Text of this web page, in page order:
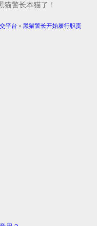
警长本猫了！
平台 » 黑猫警长开始履行职责